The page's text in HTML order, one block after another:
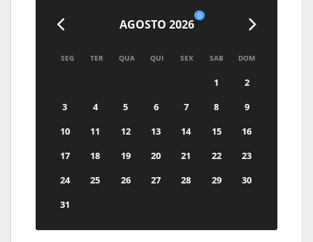
AGOSTO 2026
0
SEG TER QUA QUI SEX SAB DOM
1
2
3
4 5 6 7 8
9
10
11 12 13 14 15
16
17
18 19 20 21 22
23
24
25 26 27 28 29
30
31